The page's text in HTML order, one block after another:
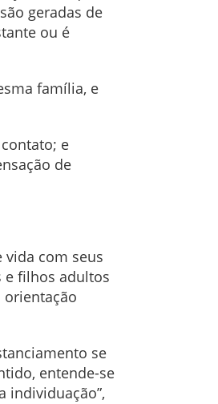
geradas de
ou é
família, e
e
de
vida com seus
e filhos adultos
orientação
se
entende-se
individuação”,